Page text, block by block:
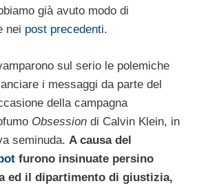
già avuto modo di
nei post precedenti.
sul serio le polemiche
i messaggi da parte del
della campagna
Obsession di Calvin Klein, in
seminuda. A causa del
furono insinuate persino
ed il dipartimento di giustizia,